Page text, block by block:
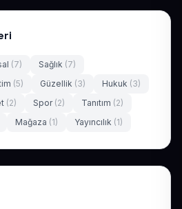
(7) Sağlık (7)
(5) Güzellik (3) Hukuk (3)
(2) Spor (2) Tanıtım (2)
Mağaza (1) Yayıncılık (1)